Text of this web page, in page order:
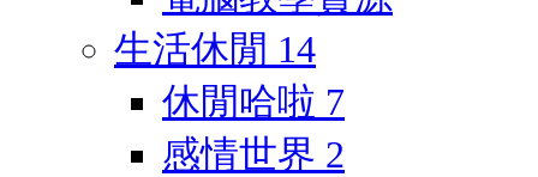
生活休閒 14
休閒哈啦 7
感情世界 2